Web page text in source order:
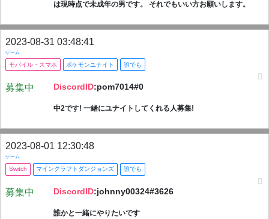
は現時点で未成年の男です。 それでもいい方お願いします。
2023-08-31 03:48:41
ゲーム
モバイル・スマホ ポケモンユナイト 誰でも
募集中 DiscordID:pom7014#0
中2です! 一緒にユナイトしてくれる人募集!
2023-08-01 12:30:48
ゲーム
Switch マインクラフトダンジョンズ 誰でも
募集中 DiscordID:johnny00324#3626
誰かと一緒にやりたいです